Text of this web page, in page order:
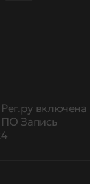
включена
ПО Запись